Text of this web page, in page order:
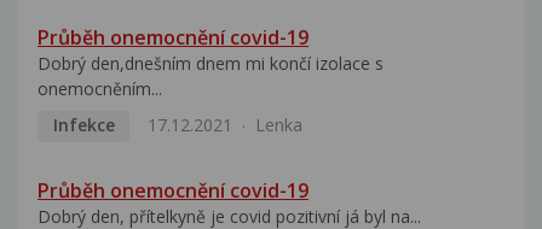
Průběh onemocnění covid-19
Dobrý den,dnešním dnem mi končí izolace s
onemocněním...
Infekce
17.12.2021 Lenka
Průběh onemocnění covid-19
Dobrý den, přítelkyně je covid pozitivní já byl na...